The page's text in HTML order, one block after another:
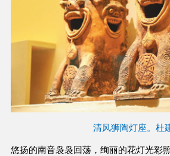
清风狮陶灯座。杜
悠扬的南音袅袅回荡，绚丽的花灯光彩